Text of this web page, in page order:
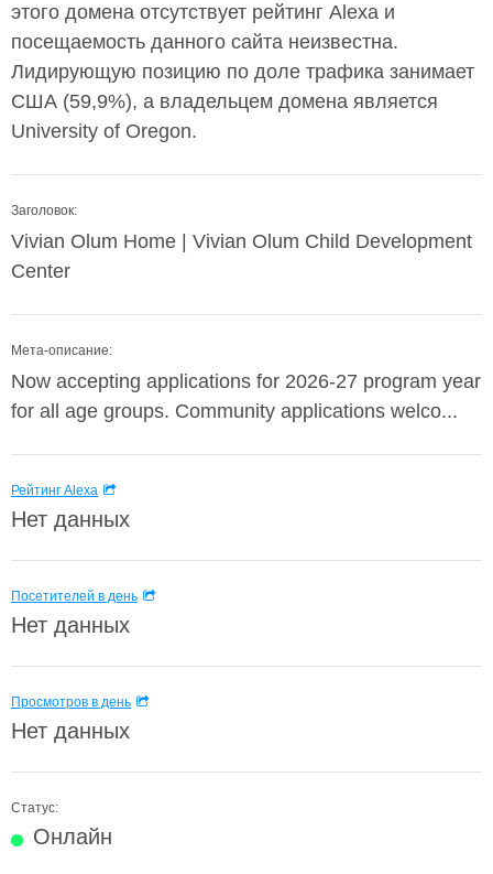
этого домена отсутствует рейтинг Alexa и
посещаемость данного сайта неизвестна.
Лидирующую позицию по доле трафика занимает
США (59,9%), а владельцем домена является
University of Oregon.
Заголовок:
Vivian Olum Home | Vivian Olum Child Development
Center
Мета-описание:
Now accepting applications for 2026-27 program year
for all age groups. Community applications welco...
Рейтинг Alexa
Нет данных
Посетителей в день
Нет данных
Просмотров в день
Нет данных
Статус:
Онлайн